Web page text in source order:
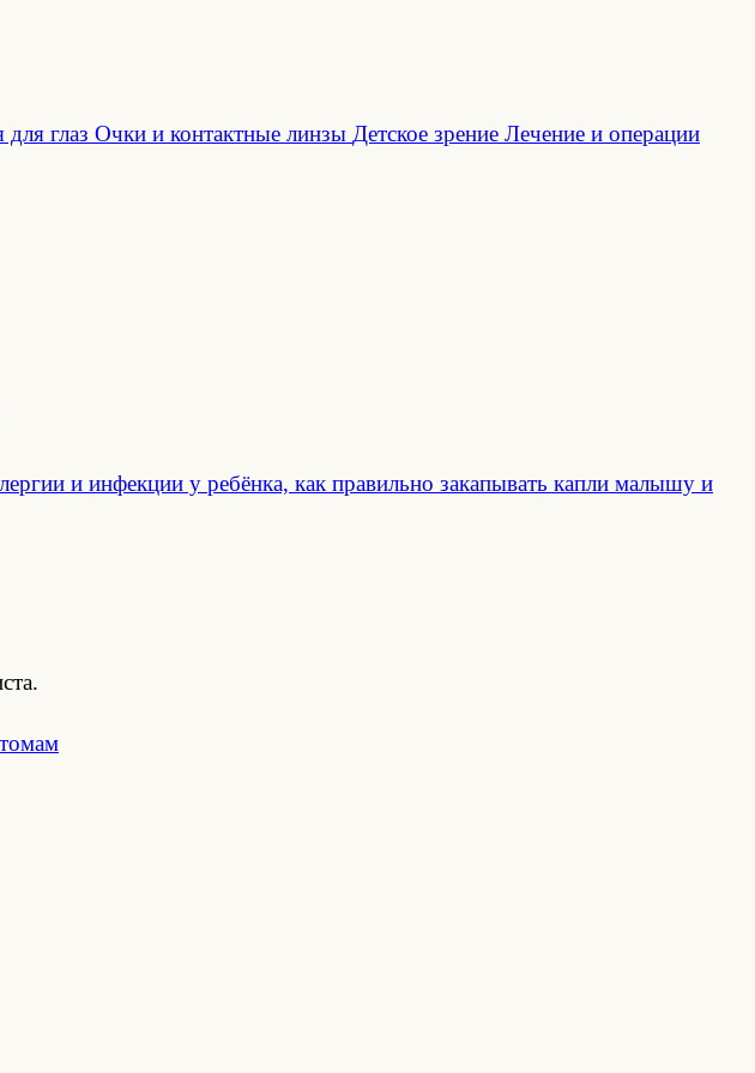
глаз Очки и контактные линзы Детское зрение Лечение и операции
и инфекции у ребёнка, как правильно закапывать капли малышу и